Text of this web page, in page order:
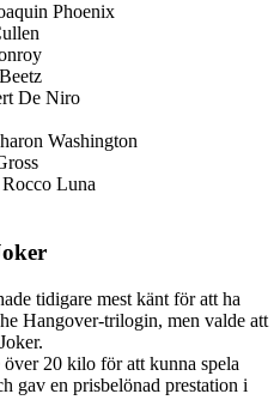
Phoenix
De Niro
Washington
Luna
tidigare mest känt för att ha
Hangover-trilogin, men valde att
20 kilo för att kunna spela
gav en prisbelönad prestation i